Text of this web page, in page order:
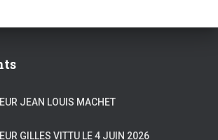
JEAN LOUIS MACHET
GILLES VITTU LE 4 JUIN 2026